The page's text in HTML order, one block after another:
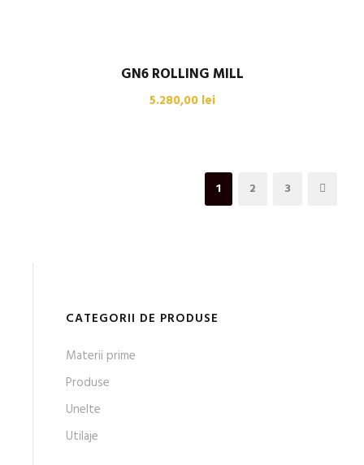
GN6 ROLLING MILL
5.280,00 lei
1 2 3
CATEGORII DE PRODUSE
Materii prime
Produse
Unelte
Utilaje